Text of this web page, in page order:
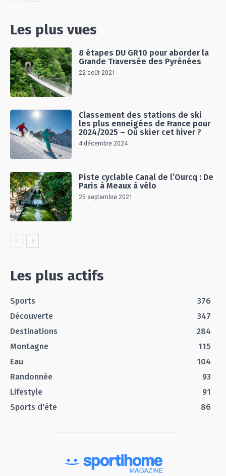
Les plus vues
8 étapes DU GR10 pour aborder la
Grande Traversée des Pyrénées
22 août 2021
Classement des stations de ski
les plus enneigées de France pour
2024/2025 – Où skier cet hiver ?
4 décembre 2024
Piste cyclable Canal de l’Ourcq : De
Paris à Meaux à vélo
25 septembre 2021
Les plus actifs
Sports
376
Découverte
347
Destinations
284
Montagne
115
Eau
104
Randonnée
93
Lifestyle
91
Sports d'éte
86